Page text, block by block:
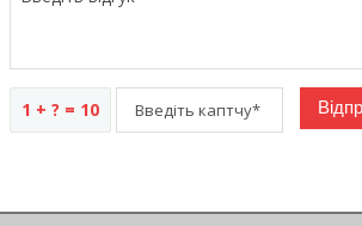
1 + ? = 10